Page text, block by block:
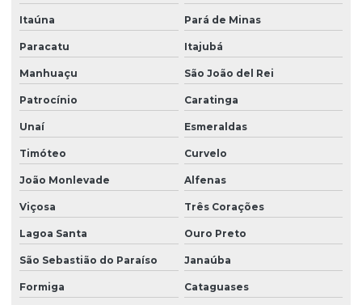
Itaúna Pará de Minas
Paracatu Itajubá
Manhuaçu São João del Rei
Patrocínio Caratinga
Unaí Esmeraldas
Timóteo Curvelo
João Monlevade Alfenas
Viçosa Três Corações
Lagoa Santa Ouro Preto
São Sebastião do Paraíso Janaúba
Formiga Cataguases